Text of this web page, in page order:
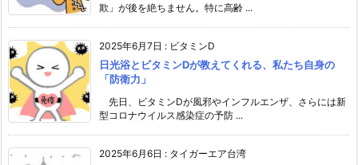
欺」が後を絶ちません。特に高齢 ...
2025年6月7日 : ビタミンD
日光浴とビタミンDが教えてくれる、私たち自身の
「防衛力」
先日、ビタミンDが風邪やインフルエンザ、さらには新
型コロナウイルス感染症の予防 ...
2025年6月6日 : タイガーエア台湾